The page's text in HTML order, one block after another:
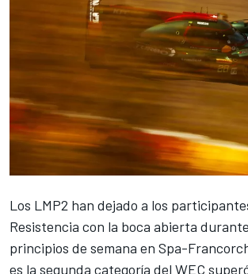
Los LMP2 han dejado a los
Resistencia con la boca abierta
principios de semana en Spa-
es la segunda categoría del WEC